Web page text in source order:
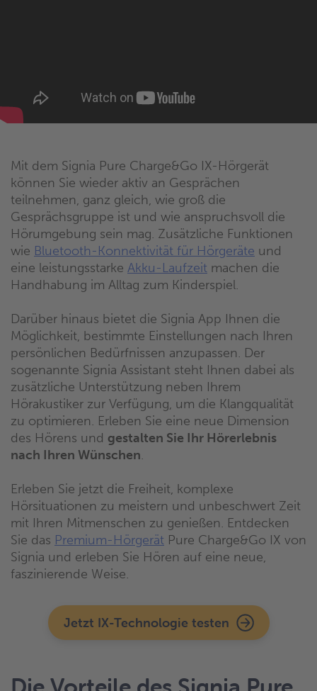
Mit dem Signia Pure Charge&Go IX-Hörgerät
können Sie wieder aktiv an Gesprächen
teilnehmen, ganz gleich, wie groß die
Gesprächsgruppe ist und wie anspruchsvoll die
Hörumgebung sein mag. Zusätzliche Funktionen
wie Bluetooth-Konnektivität für Hörgeräte und
eine leistungsstarke Akku-Laufzeit machen die
Handhabung im Alltag zum Kinderspiel.
Darüber hinaus bietet die Signia App Ihnen die
Möglichkeit, bestimmte Einstellungen nach Ihren
persönlichen Bedürfnissen anzupassen. Der
sogenannte Signia Assistant steht Ihnen dabei als
zusätzliche Unterstützung neben Ihrem
Hörakustiker zur Verfügung, um die Klangqualität
zu optimieren. Erleben Sie eine neue Dimension
des Hörens und gestalten Sie Ihr Hörerlebnis
nach Ihren Wünschen.
Erleben Sie jetzt die Freiheit, komplexe
Hörsituationen zu meistern und unbeschwert Zeit
mit Ihren Mitmenschen zu genießen. Entdecken
Sie das Premium-Hörgerät Pure Charge&Go IX von
Signia und erleben Sie Hören auf eine neue,
faszinierende Weise.
Jetzt IX-Technologie testen